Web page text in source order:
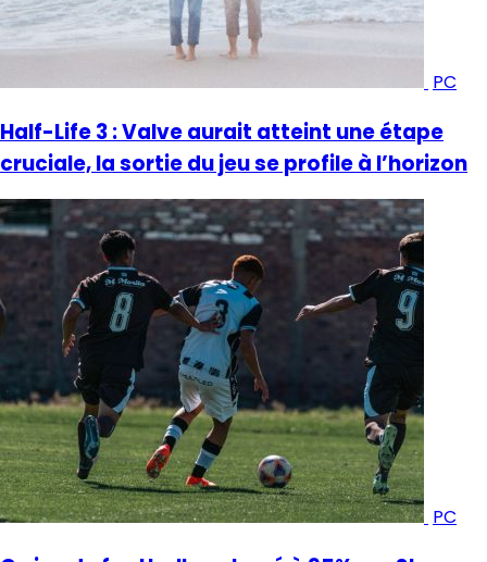
PC
Half-Life 3 : Valve aurait atteint une étape
cruciale, la sortie du jeu se profile à l’horizon
PC